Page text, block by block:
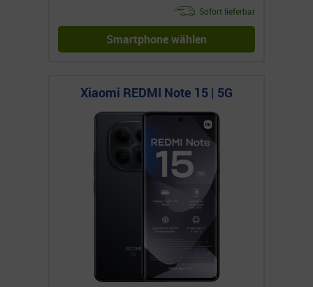
Sofort lieferbar
Smartphone wählen
Xiaomi REDMI Note 15 | 5G